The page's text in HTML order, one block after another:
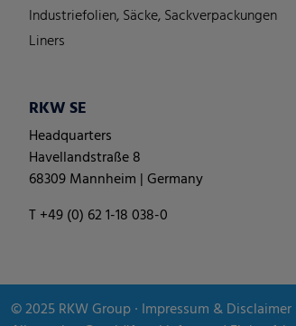
Industriefolien, Säcke, Sackverpackungen
Liners
RKW SE
Headquarters
Havellandstraße 8
68309 Mannheim | Germany
T +49 (0) 62 1-18 038-0
© 2025RKW Group∙ Impressum & Disclaimer